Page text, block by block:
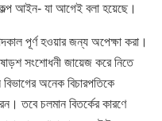
আইন- যা আগেই বলা হয়েছে।
পূর্ণ হওয়ার জন্য অপেক্ষা করা।
সংশোধনী জায়েজ করে নিতে
অনেক বিচারপতিকে
তবে চলমান বিতর্কের কারণে